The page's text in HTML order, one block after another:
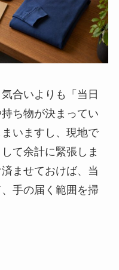
合いよりも「当日
ち物が決まってい
いますし、現地で
て余計に緊張しま
ませておけば、当
手の届く範囲を掃